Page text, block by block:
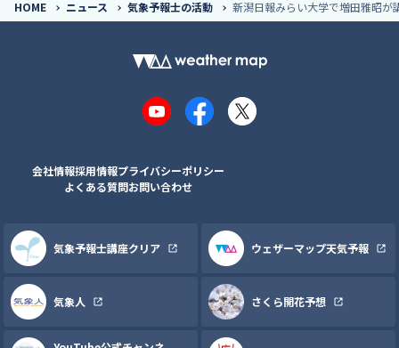
HOME ニュース 気象予報士の活動 新潟日報みらい大学で増田雅昭が
YouTubeFacebook
X
会社情報採用情報プライバシーポリシー
よくある質問お問い合わせ
気象予報士講座クリア ウェザーマップ天気予報
気象人 さくら開花予想